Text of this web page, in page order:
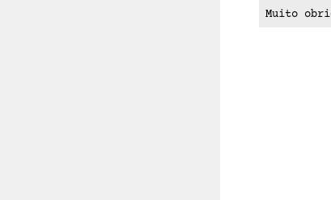
Muito